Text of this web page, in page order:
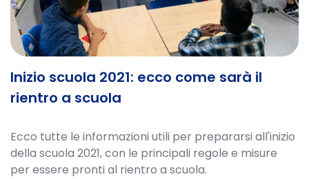
Inizio scuola 2021: ecco come sarà il
rientro a scuola
Ecco tutte le informazioni utili per prepararsi all'inizio
della scuola 2021, con le principali regole e misure
per essere pronti al rientro a scuola.